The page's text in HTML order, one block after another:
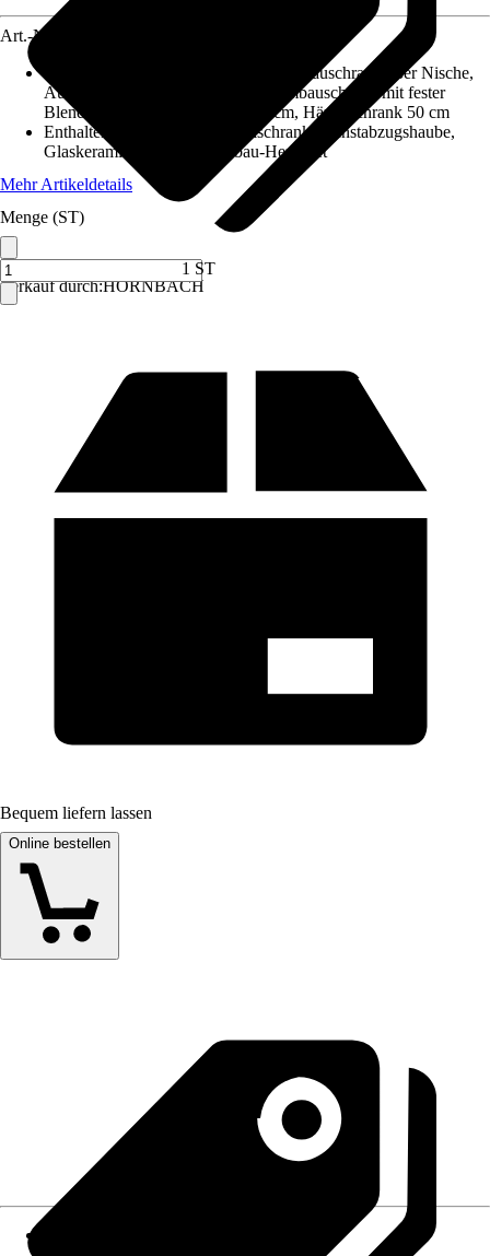
Verkauf durch:HORNBACH
Art.-Nr.
Kühlumbauschrank 88er Nische,
Auszugunterschrank 50 cm, Herdumbauschrank mit fester
Blende, Spülenunterschrank 100 cm, Hängeschrank 50 cm
Enthaltene Elektrogeräte
Kühlschrank, Dunstabzugshaube,
Glaskeramik-Kochfeld, Einbau-Herd-Set
Mehr Artikeldetails
Menge (ST)
1 ST
Bequem liefern lassen
Online bestellen